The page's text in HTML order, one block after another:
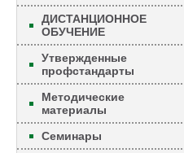
ДИСТАНЦИОННОЕ
ОБУЧЕНИЕ
Утвержденные
профстандарты
Методические
материалы
Семинары